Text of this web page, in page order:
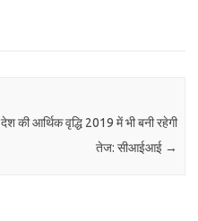
देश की आर्थिक वृद्धि 2019 में भी बनी रहेगी
तेज: सीआईआई →